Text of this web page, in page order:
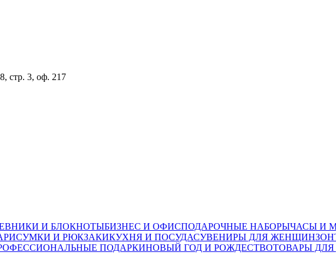
стр. 3, оф. 217
И БЛОКНОТЫБИЗНЕС И ОФИСПОДАРОЧНЫЕ НАБОРЫЧАСЫ И
СУМКИ И РЮКЗАКИКУХНЯ И ПОСУДАСУВЕНИРЫ ДЛЯ ЖЕНЩИН
ПОДАРКИНОВЫЙ ГОД И РОЖДЕСТВОТОВАРЫ ДЛЯ